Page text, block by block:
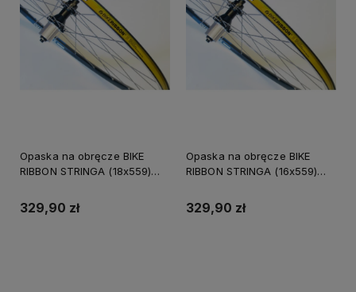
Opaska na obręcze BIKE
RIBBON STRINGA (18x559)
329,90 zł
Opaska na obręcze BIKE
RIBBON STRINGA (16x559)
329,90 zł